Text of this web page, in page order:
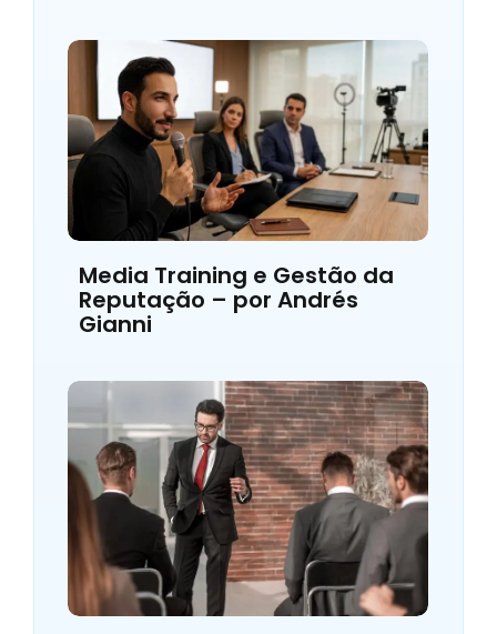
Media Training e Gestão da
Reputação – por Andrés
Gianni